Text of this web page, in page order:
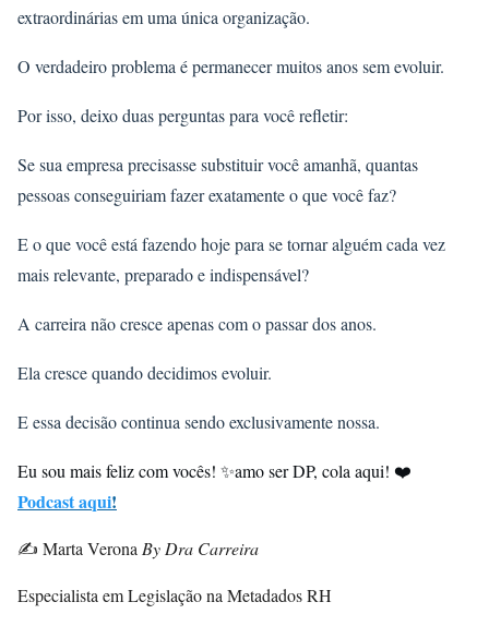
extraordinárias em uma única organização.
O verdadeiro problema é permanecer muitos anos sem evoluir.
Por isso, deixo duas perguntas para você refletir:
Se sua empresa precisasse substituir você amanhã, quantas
pessoas conseguiriam fazer exatamente o que você faz?
E o que você está fazendo hoje para se tornar alguém cada vez
mais relevante, preparado e indispensável?
A carreira não cresce apenas com o passar dos anos.
Ela cresce quando decidimos evoluir.
E essa decisão continua sendo exclusivamente nossa.
Eu sou mais feliz com vocês! ✨amo ser DP, cola aqui! ❤️
Podcast aqui!
✍️ Marta Verona By Dra Carreira
Especialista em Legislação na Metadados RH